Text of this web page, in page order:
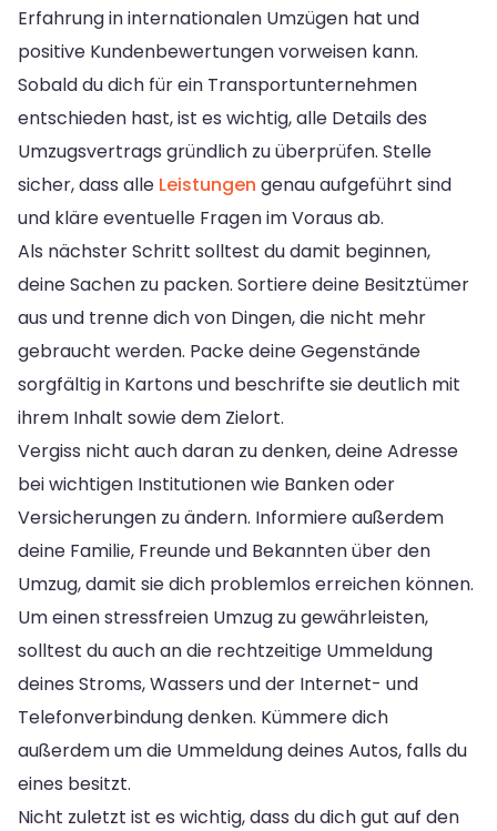
Erfahrung in internationalen Umzügen hat und
positive Kundenbewertungen vorweisen kann.
Sobald du dich für ein Transportunternehmen
entschieden hast, ist es wichtig, alle Details des
Umzugsvertrags gründlich zu überprüfen. Stelle
sicher, dass alle Leistungen genau aufgeführt sind
und kläre eventuelle Fragen im Voraus ab.
Als nächster Schritt solltest du damit beginnen,
deine Sachen zu packen. Sortiere deine Besitztümer
aus und trenne dich von Dingen, die nicht mehr
gebraucht werden. Packe deine Gegenstände
sorgfältig in Kartons und beschrifte sie deutlich mit
ihrem Inhalt sowie dem Zielort.
Vergiss nicht auch daran zu denken, deine Adresse
bei wichtigen Institutionen wie Banken oder
Versicherungen zu ändern. Informiere außerdem
deine Familie, Freunde und Bekannten über den
Umzug, damit sie dich problemlos erreichen können.
Um einen stressfreien Umzug zu gewährleisten,
solltest du auch an die rechtzeitige Ummeldung
deines Stroms, Wassers und der Internet- und
Telefonverbindung denken. Kümmere dich
außerdem um die Ummeldung deines Autos, falls du
eines besitzt.
Nicht zuletzt ist es wichtig, dass du dich gut auf den